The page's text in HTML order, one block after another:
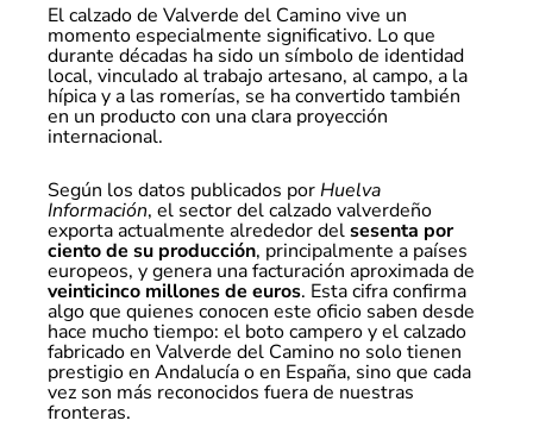
El calzado de Valverde del Camino vive un
momento especialmente significativo. Lo que
durante décadas ha sido un símbolo de identidad
local, vinculado al trabajo artesano, al campo, a la
hípica y a las romerías, se ha convertido también
en un producto con una clara proyección
internacional.
Según los datos publicados porHuelva
Información, el sector del calzado valverdeño
exporta actualmente alrededor delsesenta por
ciento de su producción, principalmente a países
europeos, y genera una facturación aproximada de
veinticinco millones de euros. Esta cifra confirma
algo que quienes conocen este oficio saben desde
hace mucho tiempo: el boto campero y el calzado
fabricado en Valverde del Camino no solo tienen
prestigio en Andalucía o en España, sino que cada
vez son más reconocidos fuera de nuestras
fronteras.